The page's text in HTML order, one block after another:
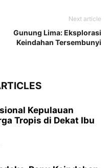
Next article
Gunung Lima: Eksplorasi
Keindahan Tersembunyi
Kepulauan
Tropis di Dekat Ibu